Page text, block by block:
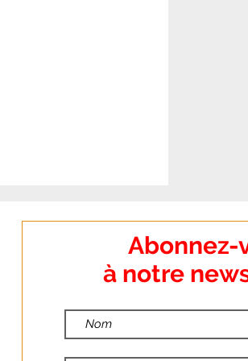
Abonnez-
à notre